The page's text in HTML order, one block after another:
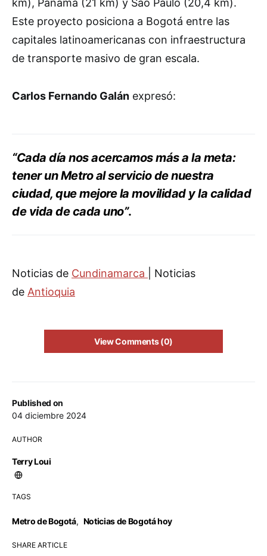
Published on
04 diciembre 2024
AUTHOR
Terry Loui
TAGS
Metro de Bogotá, Noticias de Bogotá hoy
SHARE ARTICLE
km), Panamá (21 km) y Sao Paulo (20,4 km).
Este proyecto posiciona a Bogotá entre las
capitales latinoamericanas con infraestructura
de transporte masivo de gran escala.
Carlos Fernando Galán expresó:
“Cada día nos acercamos más a la meta:
tener un Metro al servicio de nuestra
ciudad, que mejore la movilidad y la calidad
de vida de cada uno”.
Noticias de Cundinamarca
| Noticias
de Antioquia
View Comments (0)